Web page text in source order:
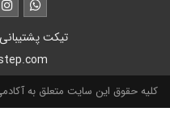
تیکت
کلیه حقوق این سایت متعلق به